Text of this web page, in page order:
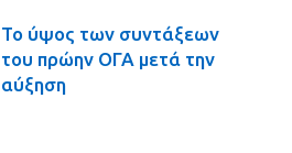
Το ύψος των συντάξεων
του πρώην ΟΓΑ μετά την
αύξηση